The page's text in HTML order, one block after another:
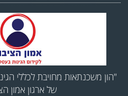
"הון משכנתאות מחויבת לכללי
של ארגון אמון